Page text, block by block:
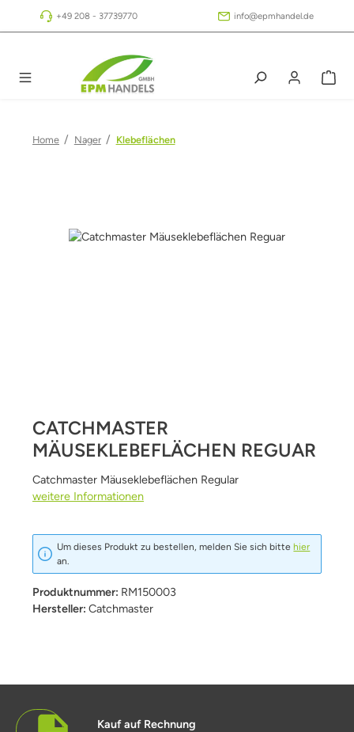
Zum Hauptinhalt springen
+49 208 - 37739770 info@epmhandel.de
Home / Nager / Klebeflächen
Bildergalerie überspringen
CATCHMASTER
MÄUSEKLEBEFLÄCHEN REGUAR
Catchmaster Mäuseklebeflächen Regular
weitere Informationen
Um dieses Produkt zu bestellen, melden Sie sich bitte hier
an.
Produktnummer: RM150003
Hersteller: Catchmaster
Kauf auf Rechnung